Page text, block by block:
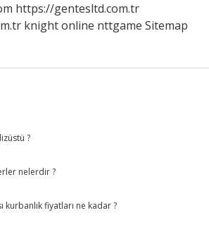
https://gentesltd.com.tr
knight online nttgame Sitemap
?
nelerdir ?
kurbanlık fiyatları ne kadar ?